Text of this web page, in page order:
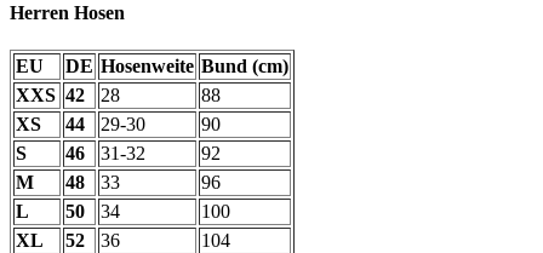
Herren Hosen
EU DE Hosenweite Bund (cm)
XXS 42 28
88
XS
44 29-30
90
S
46 31-32
92
M
48 33
96
L
50 34
100
XL
52 36
104